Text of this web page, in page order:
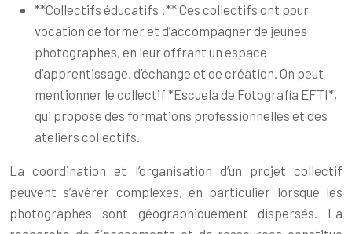
**Collectifs éducatifs :** Ces collectifs ont pour
vocation de former et d’accompagner de jeunes
photographes, en leur offrant un espace
d’apprentissage, d’échange et de création. On peut
mentionner le collectif *Escuela de Fotografía EFTI*,
qui propose des formations professionnelles et des
ateliers collectifs.
La coordination et l’organisation d’un projet collectif
peuvent s’avérer complexes, en particulier lorsque les
photographes sont géographiquement dispersés. La